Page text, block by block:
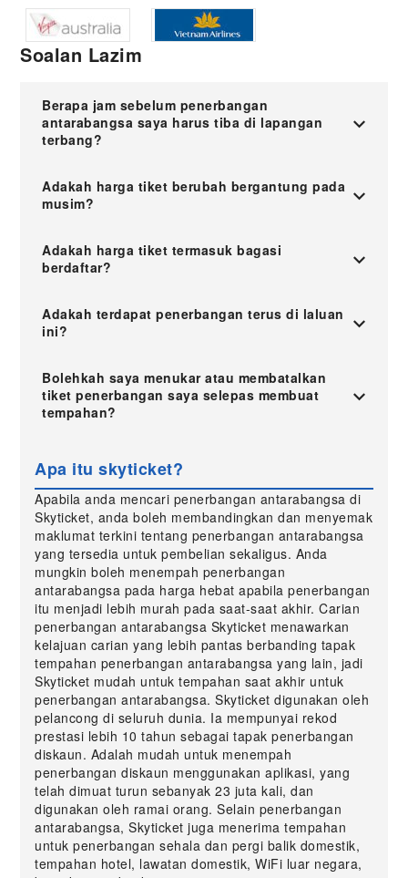
Soalan Lazim
Berapa jam sebelum penerbangan
antarabangsa saya harus tiba di lapangan
terbang?
Adakah harga tiket berubah bergantung pada
musim?
Adakah harga tiket termasuk bagasi
berdaftar?
Adakah terdapat penerbangan terus di laluan
ini?
Bolehkah saya menukar atau membatalkan
tiket penerbangan saya selepas membuat
tempahan?
Apa itu skyticket?
Apabila anda mencari penerbangan antarabangsa di
Skyticket, anda boleh membandingkan dan menyemak
maklumat terkini tentang penerbangan antarabangsa
yang tersedia untuk pembelian sekaligus. Anda
mungkin boleh menempah penerbangan
antarabangsa pada harga hebat apabila penerbangan
itu menjadi lebih murah pada saat-saat akhir. Carian
penerbangan antarabangsa Skyticket menawarkan
kelajuan carian yang lebih pantas berbanding tapak
tempahan penerbangan antarabangsa yang lain, jadi
Skyticket mudah untuk tempahan saat akhir untuk
penerbangan antarabangsa. Skyticket digunakan oleh
pelancong di seluruh dunia. Ia mempunyai rekod
prestasi lebih 10 tahun sebagai tapak penerbangan
diskaun. Adalah mudah untuk menempah
penerbangan diskaun menggunakan aplikasi, yang
telah dimuat turun sebanyak 23 juta kali, dan
digunakan oleh ramai orang. Selain penerbangan
antarabangsa, Skyticket juga menerima tempahan
untuk penerbangan sehala dan pergi balik domestik,
tempahan hotel, lawatan domestik, WiFi luar negara,